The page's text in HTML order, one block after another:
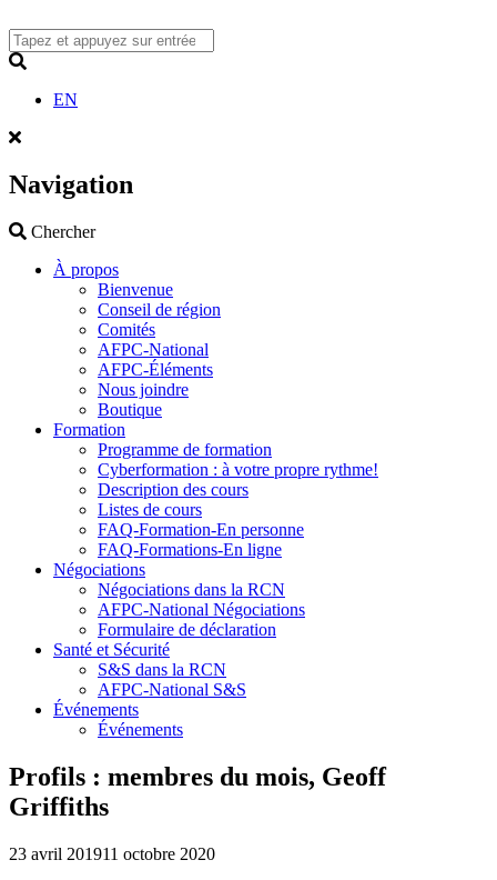
to
content
EN
Navigation
ChercherSearch
À propos
Bienvenue
Conseil de région
Comités
AFPC-National
AFPC-Éléments
Nous joindre
Boutique
Formation
Programme de formation
Cyberformation : à votre propre rythme!
Description des cours
Listes de cours
FAQ-Formation-En personne
FAQ-Formations-En ligne
Négociations
Négociations dans la RCN
AFPC-National Négociations
Formulaire de déclaration
Santé et Sécurité
S&S dans la RCN
AFPC-National S&S
Événements
Événements
Profils : membres du mois, Geoff
Griffiths
23 avril 201911 octobre 2020